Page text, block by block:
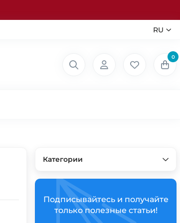
RU
0
Категории
Подписывайтесь и получайте
только полезные статьи!